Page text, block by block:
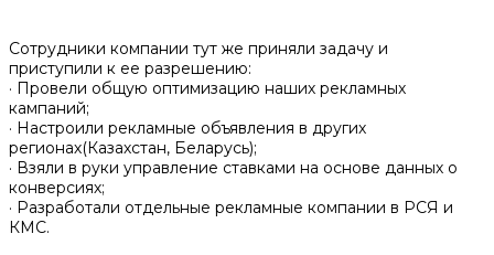
Сотрудники компании тут же приняли задачу и
приступили к ее разрешению:
· Провели общую оптимизацию наших рекламных
кампаний;
· Настроили рекламные объявления в других
регионах(Казахстан, Беларусь);
· Взяли в руки управление ставками на основе данных о
конверсиях;
· Разработали отдельные рекламные компании в РСЯ и
КМС.